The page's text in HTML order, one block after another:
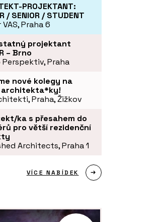
PROJEKTANT:
/ SENIOR / STUDENT
Praha 6
projektant
– Brno
Praha
nové kolegy na
architekta*ky!
Praha, Žižkov
ka s přesahem do
pro větší rezidenční
Architects, Praha 1
VÍCE NABÍDEK